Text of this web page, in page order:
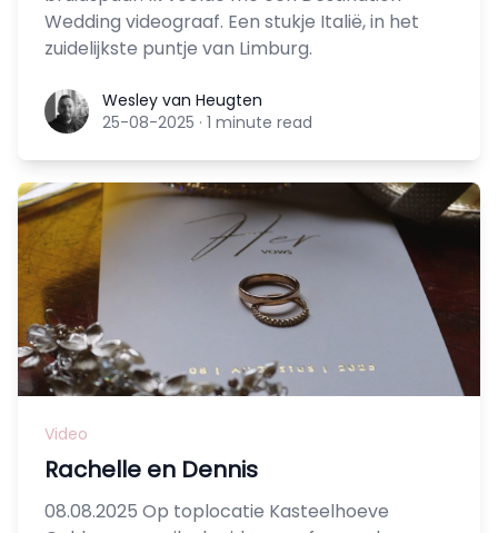
Wedding videograaf. Een stukje Italië, in het
zuidelijkste puntje van Limburg.
Wesley van Heugten
Wesley van Heugten
25-08-2025 · 1 minute read
Video
Rachelle en Dennis
08.08.2025 Op toplocatie Kasteelhoeve